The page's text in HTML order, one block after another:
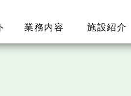
業務内容 施設紹介